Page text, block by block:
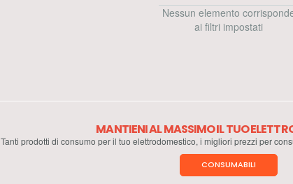
Nessun elemento
ai filtri impostati
MANTIENI AL MASSIMO IL TUO
Tanti prodotti di consumo per il tuo elettrodomestico, i migliori prezzi per
CONSUMABILI